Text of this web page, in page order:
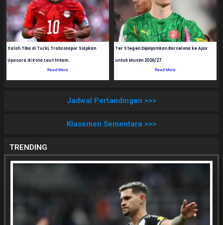
Salah Tiba di Turki, Trabzonspor Siapkan
Upacara di Kota Laut Hitam
Read More
Ter Stegen Dipinjamkan Barcelona ke Ajax
untuk Musim 2026/27
Read More
Jadwal Pertandingan >>>
Klasemen Sementara >>>
TRENDING